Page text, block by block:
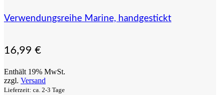
Verwendungsreihe Marine, handgestickt
16,99 €
Enthält 19% MwSt.
zzgl. Versand
Lieferzeit: ca. 2-3 Tage